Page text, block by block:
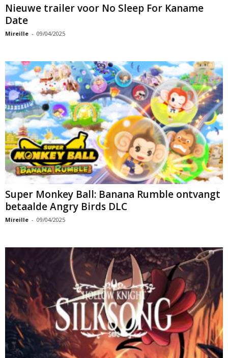
Nieuwe trailer voor No Sleep For Kaname
Date
Mireille - 09/04/2025
Super Monkey Ball: Banana Rumble ontvangt
betaalde Angry Birds DLC
Mireille - 09/04/2025